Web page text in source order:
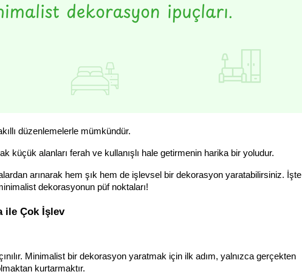
düzenlemelerle mümkündür.
küçük alanları ferah ve kullanışlı hale getirmenin harika bir yoludur.
arınarak hem şık hem de işlevsel bir dekorasyon yaratabilirsiniz. İşte
dekorasyonun püf noktaları!
ile Çok İşlev
Minimalist bir dekorasyon yaratmak için ilk adım, yalnızca gerçekten
kurtarmaktır.